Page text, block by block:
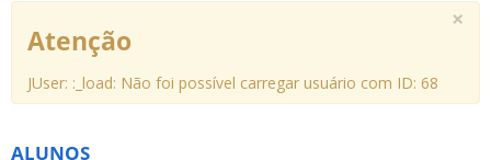
×
Atenção
JUser: :_load: Não foi possível carregar usuário com ID: 68
ALUNOS